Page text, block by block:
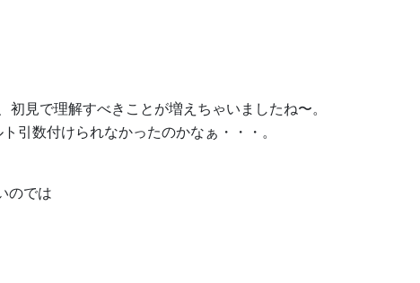
見で理解すべきことが増えちゃいましたね〜。
引数付けられなかったのかなぁ・・・。
のでは